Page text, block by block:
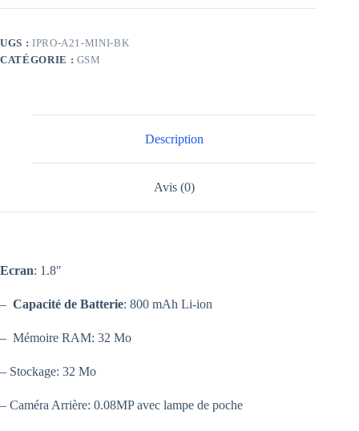
IPRO
NOIR
UGS : IPRO-A21-MINI-BK
CATÉGORIE : GSM
Description
Avis (0)
Ecran: 1.8″
– Capacité de Batterie: 800 mAh Li-ion
– Mémoire RAM: 32 Mo
– Stockage: 32 Mo
– Caméra Arrière: 0.08MP avec lampe de poche